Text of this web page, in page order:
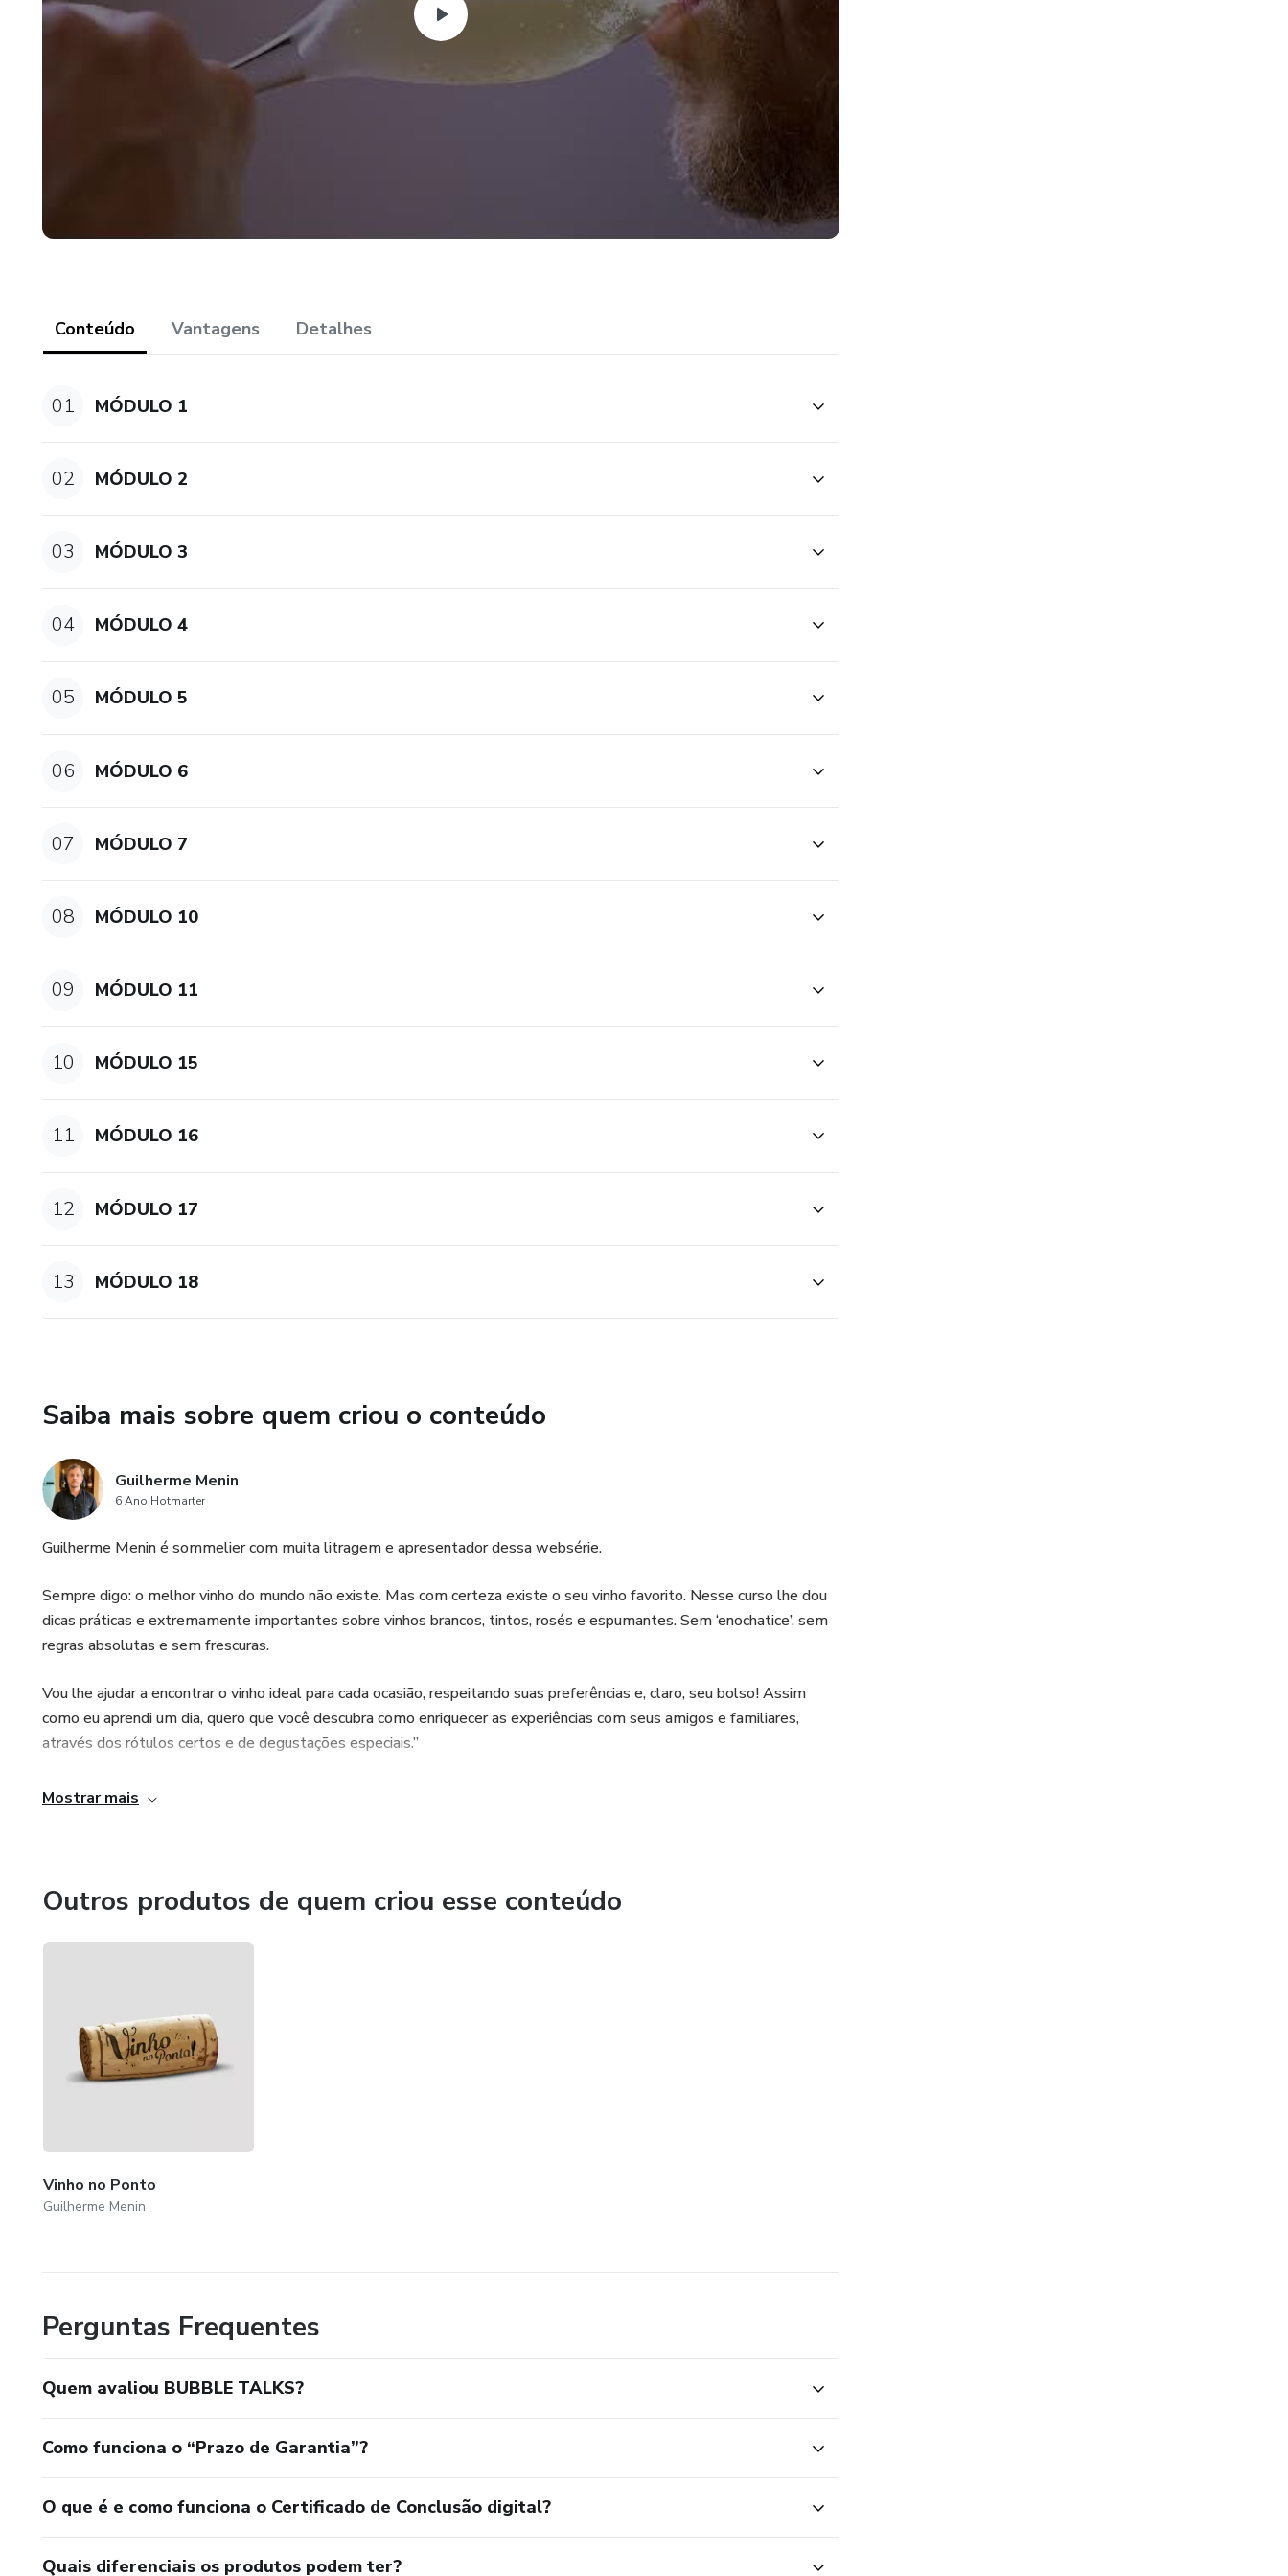
Conteúdo Vantagens Detalhes
01 MÓDULO 1
02 MÓDULO 2
03 MÓDULO 3
04 MÓDULO 4
05 MÓDULO 5
06 MÓDULO 6
07 MÓDULO 7
08 MÓDULO 10
09 MÓDULO 11
10 MÓDULO 15
11 MÓDULO 16
12 MÓDULO 17
13 MÓDULO 18
Saiba mais sobre quem criou o conteúdo
Guilherme Menin
6 Ano Hotmarter
Guilherme Menin é sommelier com muita litragem e apresentador dessa websérie.
Sempre digo: o melhor vinho do mundo não existe. Mas com certeza existe o seu vinho favorito. Nesse curso lhe dou
dicas práticas e extremamente importantes sobre vinhos brancos, tintos, rosés e espumantes. Sem ‘enochatice’, sem
regras absolutas e sem frescuras.
Vou lhe ajudar a encontrar o vinho ideal para cada ocasião, respeitando suas preferências e, claro, seu bolso! Assim
como eu aprendi um dia, quero que você descubra como enriquecer as experiências com seus amigos e familiares,
através dos rótulos certos e de degustações especiais.”
Mostrar mais
Outros produtos de quem criou esse conteúdo
Vinho no Ponto
Guilherme Menin
Perguntas Frequentes
Quem avaliou BUBBLE TALKS?
Como funciona o “Prazo de Garantia”?
O que é e como funciona o Certificado de Conclusão digital?
Quais diferenciais os produtos podem ter?